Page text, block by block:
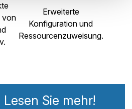
von
Erweiterte
Konfiguration und
Ressourcenzuweisung.
Lesen Sie mehr!